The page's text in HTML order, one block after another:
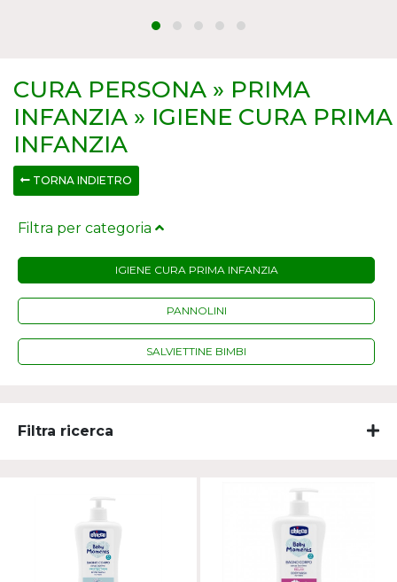
CURA PERSONA » PRIMA
INFANZIA » IGIENE CURA PRIMA
INFANZIA
TORNA INDIETRO
Filtra per categoria
IGIENE CURA PRIMA INFANZIA
PANNOLINI
SALVIETTINE BIMBI
Filtra ricerca